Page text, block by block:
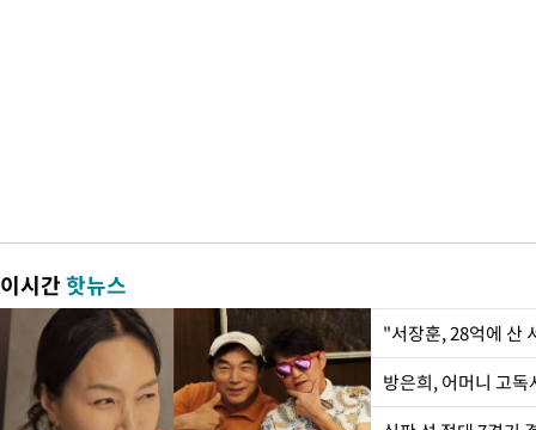
이시간핫뉴스
"서장훈, 28억에 산
방은희, 어머니 고